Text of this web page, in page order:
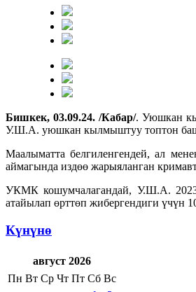
Бишкек, 03.09.24. /Кабар/. Уюшкан
У.Ш.А. уюшкан кылмыштуу топтон
Маалыматта белгиленгендей, ал
аймагында издөө жарыяланган
УКМК кошумчалагандай, У.Ш.А.
атайылап өрттөп жибергендиги үчүн
Күнүнө
август 2026
Пн Вт Ср Чт Пт Сб Вс